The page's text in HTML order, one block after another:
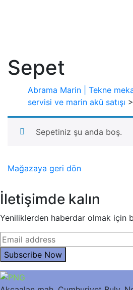
Sepet
Abrama Marin | Tekne
servisi ve marin akü satışı
Sepetiniz şu anda boş.
Mağazaya geri dön
İletişimde kalın
Yeniliklerden haberdar olmak için